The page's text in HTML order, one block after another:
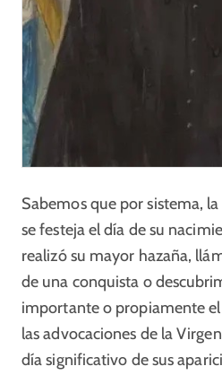
Sabemos que por sistema,
se festeja el día de su
realizó su mayor hazaña,
de una conquista o
importante o propiamente
las advocaciones de la
día significativo de sus